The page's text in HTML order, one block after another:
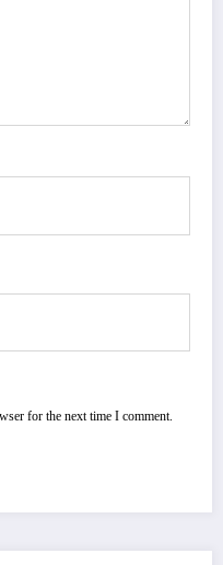
for the next time I comment.